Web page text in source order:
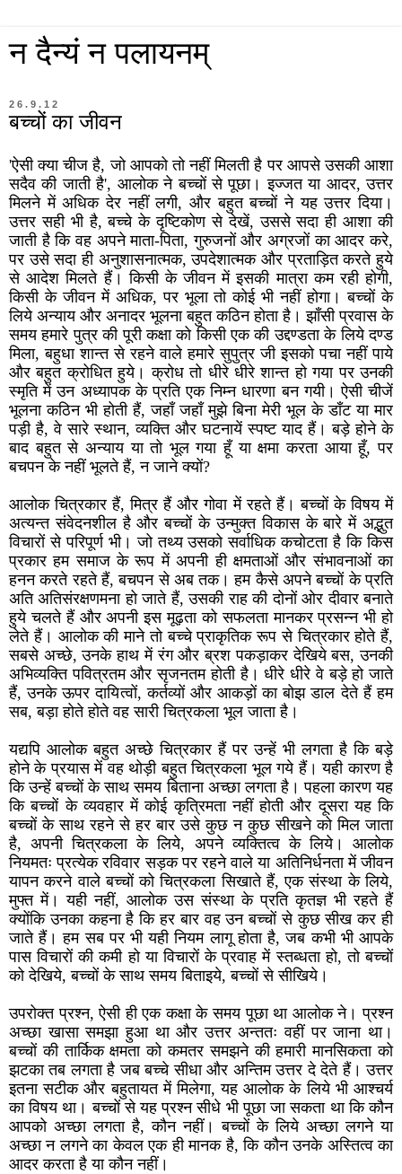
न दैन्यं न पलायनम्
26.9.12
बच्चों का जीवन
'ऐसी क्या चीज है, जो आपको तो नहीं मिलती है पर आपसे उसकी आशा
सदैव की जाती है', आलोक ने बच्चों से पूछा। इज्जत या आदर, उत्तर
मिलने में अधिक देर नहीं लगी, और बहुत बच्चों ने यह उत्तर दिया।
उत्तर सही भी है, बच्चे के दृष्टिकोण से देखें, उससे सदा ही आशा की
जाती है कि वह अपने माता-पिता, गुरुजनों और अग्रजों का आदर करे,
पर उसे सदा ही अनुशासनात्मक, उपदेशात्मक और प्रताड़ित करते हुये
से आदेश मिलते हैं। किसी के जीवन में इसकी मात्रा कम रही होगी,
किसी के जीवन में अधिक, पर भूला तो कोई भी नहीं होगा। बच्चों के
लिये अन्याय और अनादर भूलना बहुत कठिन होता है। झाँसी प्रवास के
समय हमारे पुत्र की पूरी कक्षा को किसी एक की उद्दण्डता के लिये दण्ड
मिला, बहुधा शान्त से रहने वाले हमारे सुपुत्र जी इसको पचा नहीं पाये
और बहुत क्रोधित हुये। क्रोध तो धीरे धीरे शान्त हो गया पर उनकी
स्मृति में उन अध्यापक के प्रति एक निम्न धारणा बन गयी। ऐसी चीजें
भूलना कठिन भी होती हैं, जहाँ जहाँ मुझे बिना मेरी भूल के डाँट या मार
पड़ी है, वे सारे स्थान, व्यक्ति और घटनायें स्पष्ट याद हैं। बड़े होने के
बाद बहुत से अन्याय या तो भूल गया हूँ या क्षमा करता आया हूँ, पर
बचपन के नहीं भूलते हैं, न जाने क्यों?
आलोक चित्रकार हैं, मित्र हैं और गोवा में रहते हैं। बच्चों के विषय में
अत्यन्त संवेदनशील है और बच्चों के उन्मुक्त विकास के बारे में अद्भुत
विचारों से परिपूर्ण भी। जो तथ्य उसको सर्वाधिक कचोटता है कि किस
प्रकार हम समाज के रूप में अपनी ही क्षमताओं और संभावनाओं का
हनन करते रहते हैं, बचपन से अब तक। हम कैसे अपने बच्चों के प्रति
अति अतिसंरक्षणमना हो जाते हैं, उसकी राह की दोनों ओर दीवार बनाते
हुये चलते हैं और अपनी इस मूढ़ता को सफलता मानकर प्रसन्न भी हो
लेते हैं। आलोक की माने तो बच्चे प्राकृतिक रूप से चित्रकार होते हैं,
सबसे अच्छे, उनके हाथ में रंग और ब्रश पकड़ाकर देखिये बस, उनकी
अभिव्यक्ति पवित्रतम और सृजनतम होती है। धीरे धीरे वे बड़े हो जाते
हैं, उनके ऊपर दायित्वों, कर्तव्यों और आकड़ों का बोझ डाल देते हैं हम
सब, बड़ा होते होते वह सारी चित्रकला भूल जाता है।
यद्यपि आलोक बहुत अच्छे चित्रकार हैं पर उन्हें भी लगता है कि बड़े
होने के प्रयास में वह थोड़ी बहुत चित्रकला भूल गये हैं। यही कारण है
कि उन्हें बच्चों के साथ समय बिताना अच्छा लगता है। पहला कारण यह
कि बच्चों के व्यवहार में कोई कृत्रिमता नहीं होती और दूसरा यह कि
बच्चों के साथ रहने से हर बार उसे कुछ न कुछ सीखने को मिल जाता
है, अपनी चित्रकला के लिये, अपने व्यक्तित्व के लिये। आलोक
नियमतः प्रत्येक रविवार सड़क पर रहने वाले या अतिनिर्धनता में जीवन
यापन करने वाले बच्चों को चित्रकला सिखाते हैं, एक संस्था के लिये,
मुफ्त में। यही नहीं, आलोक उस संस्था के प्रति कृतज्ञ भी रहते हैं
क्योंकि उनका कहना है कि हर बार वह उन बच्चों से कुछ सीख कर ही
जाते हैं। हम सब पर भी यही नियम लागू होता है, जब कभी भी आपके
पास विचारों की कमी हो या विचारों के प्रवाह में स्तब्धता हो, तो बच्चों
को देखिये, बच्चों के साथ समय बिताइये, बच्चों से सीखिये।
उपरोक्त प्रश्न, ऐसी ही एक कक्षा के समय पूछा था आलोक ने। प्रश्न
अच्छा खासा समझा हुआ था और उत्तर अन्ततः वहीं पर जाना था।
बच्चों की तार्किक क्षमता को कमतर समझने की हमारी मानसिकता को
झटका तब लगता है जब बच्चे सीधा और अन्तिम उत्तर दे देते हैं। उत्तर
इतना सटीक और बहुतायत में मिलेगा, यह आलोक के लिये भी आश्चर्य
का विषय था। बच्चों से यह प्रश्न सीधे भी पूछा जा सकता था कि कौन
आपको अच्छा लगता है, कौन नहीं। बच्चों के लिये अच्छा लगने या
अच्छा न लगने का केवल एक ही मानक है, कि कौन उनके अस्तित्व का
आदर करता है या कौन नहीं।